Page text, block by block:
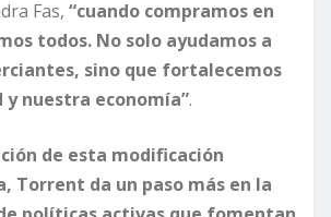
Fas, “cuando compramos en
todos. No solo ayudamos a
sino que fortalecemos
y nuestra economía”.
de esta modificación
Torrent da un paso más en la